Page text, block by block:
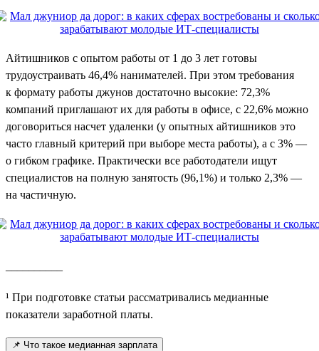
Айтишников с опытом работы от 1 до 3 лет готовы
трудоустраивать 46,4% нанимателей. При этом требования
к формату работы джунов достаточно высокие: 72,3%
компаний приглашают их для работы в офисе, с 22,6% можно
договориться насчет удаленки (у опытных айтишников это
часто главный критерий при выборе места работы), а с 3% —
о гибком графике. Практически все работодатели ищут
специалистов на полную занятость (96,1%) и только 2,3% —
на частичную.
¹ При подготовке статьи рассматривались медианные
показатели заработной платы.
📌 Что такое медианная зарплата